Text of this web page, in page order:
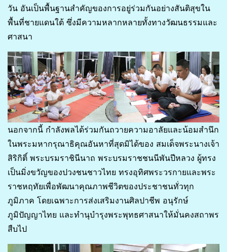
วัน อันเป็นพื้นฐานสำคัญของการอยู่ร่วมกันอย่างสันติสุขใน
พื้นที่ชายแดนใต้ ซึ่งมีความหลากหลายทั้งทางวัฒนธรรมและ
ศาสนา
นอกจากนี้ กำลังพลได้ร่วมกันถวายความอาลัยและน้อมสำนึก
ในพระมหากรุณาธิคุณอันหาที่สุดมิได้ของ สมเด็จพระนางเจ้า
สิริกิติ์ พระบรมราชินีนาถ พระบรมราชชนนีพันปีหลวง ผู้ทรง
เป็นมิ่งขวัญของปวงชนชาวไทย ทรงอุทิศพระวรกายและพระ
ราชหฤทัยเพื่อพัฒนาคุณภาพชีวิตของประชาชนทั่วทุก
ภูมิภาค โดยเฉพาะการส่งเสริมงานศิลปาชีพ อนุรักษ์
ภูมิปัญญาไทย และทำนุบำรุงพระพุทธศาสนาให้มั่นคงสถาพร
สืบไป